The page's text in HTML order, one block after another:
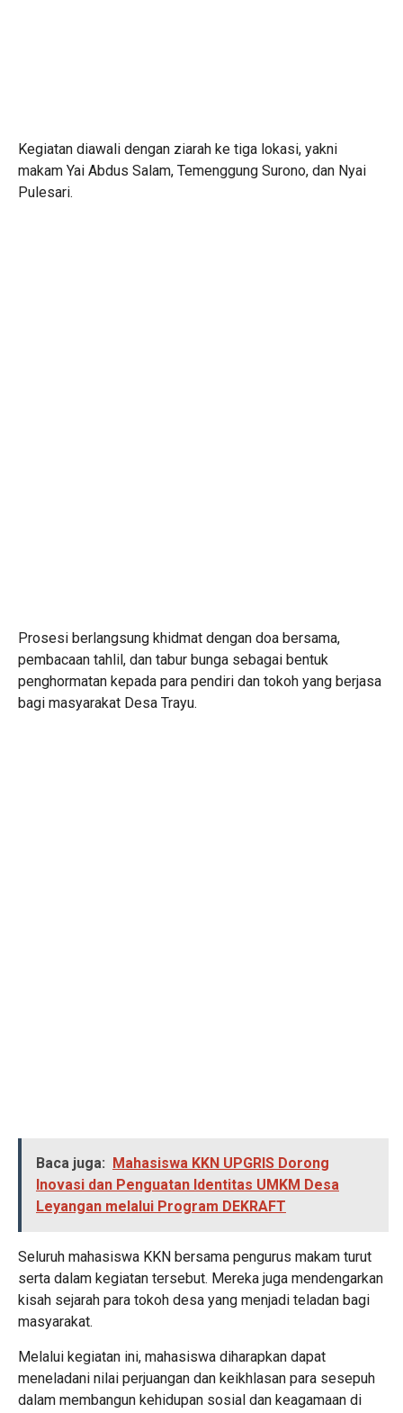
Kegiatan diawali dengan ziarah ke tiga lokasi, yakni
makam Yai Abdus Salam, Temenggung Surono, dan Nyai
Pulesari.
Prosesi berlangsung khidmat dengan doa bersama,
pembacaan tahlil, dan tabur bunga sebagai bentuk
penghormatan kepada para pendiri dan tokoh yang berjasa
bagi masyarakat Desa Trayu.
Baca juga:
Mahasiswa KKN UPGRIS Dorong
Inovasi dan Penguatan Identitas UMKM Desa
Leyangan melalui Program DEKRAFT
Seluruh mahasiswa KKN bersama pengurus makam turut
serta dalam kegiatan tersebut. Mereka juga mendengarkan
kisah sejarah para tokoh desa yang menjadi teladan bagi
masyarakat.
Melalui kegiatan ini, mahasiswa diharapkan dapat
meneladani nilai perjuangan dan keikhlasan para sesepuh
dalam membangun kehidupan sosial dan keagamaan di